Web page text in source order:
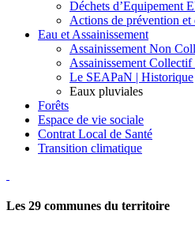
Déchets d’Equipement
Actions de prévention et
Eau et Assainissement
Assainissement Non
Assainissement Collectif
Le SEAPaN | Historique
Eaux pluviales
Forêts
Espace de vie sociale
Contrat Local de Santé
Transition climatique
Les 29 communes du territoire